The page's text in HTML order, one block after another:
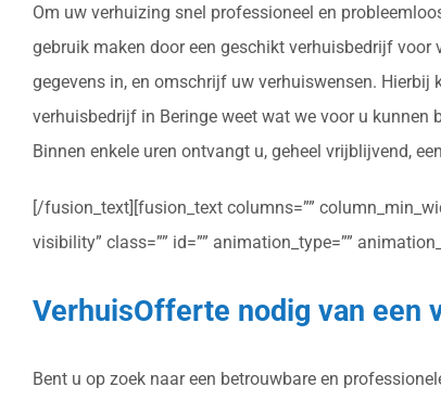
Om uw verhuizing snel professioneel en
gebruik maken door een geschikt verhuisbedrijf
gegevens in, en omschrijf uw verhuiswensen.
verhuisbedrijf in Beringe weet wat we voor u
Binnen enkele uren ontvangt u, geheel vrijblijvend,
[/fusion_text][fusion_text columns=””
visibility” class=”” id=”” animation_type=””
VerhuisOfferte nodig van een
Bent u op zoek naar een betrouwbare en